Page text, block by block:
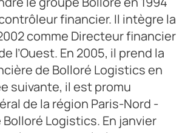
financier. Il intègre la
comme Directeur financier
l’Ouest. En 2005, il prend la
de Bolloré Logistics en
suivante, il est promu
de la région Paris-Nord -
Logistics. En janvier